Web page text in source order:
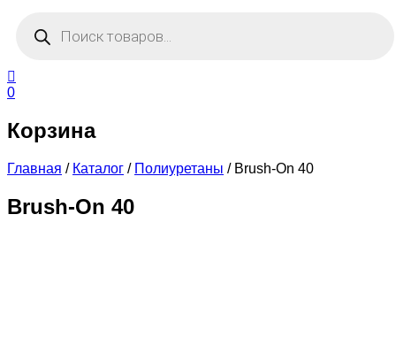
товаров
0
Корзина
Главная / Каталог / Полиуретаны / Brush-On 40
Brush-On 40